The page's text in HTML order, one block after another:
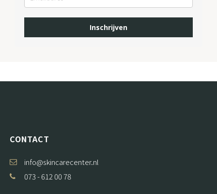
Inschrijven
CONTACT
info@skincarecenter.nl
073 - 612 00 78